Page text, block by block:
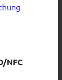
NFC